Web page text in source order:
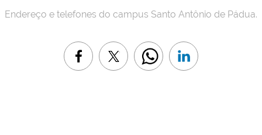
Endereço e telefones do campus Santo Antônio de Pádua.